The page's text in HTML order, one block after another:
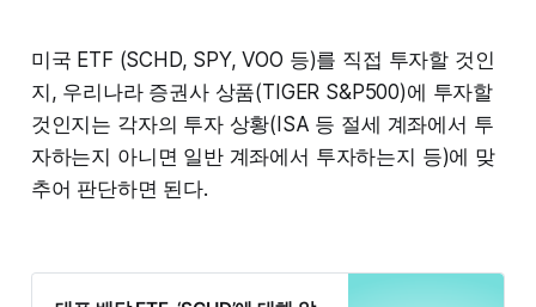
미국 ETF (SCHD, SPY, VOO 등)를 직접 투자할 것인
지, 우리나라 증권사 상품(TIGER S&P500)에 투자할
것인지는 각자의 투자 상황(ISA 등 절세 계좌에서 투
자하는지 아니면 일반 계좌에서 투자하는지 등)에 맞
추어 판단하면 된다.